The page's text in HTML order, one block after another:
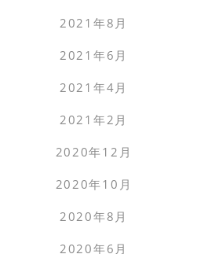
2021年8月
2021年6月
2021年4月
2021年2月
2020年12月
2020年10月
2020年8月
2020年6月